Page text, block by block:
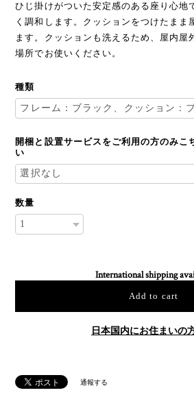
ひじ掛けがついた安定感のある座り心地
く調和します。クッションをつけたまま
ます。クッションも洗えるため、屋内屋
場所でお使いください。
種類
開梱と設置サービスをご利用の方のみこ
い
数量
International shipping
Add to cart
日本国内にお住まいの
通報する